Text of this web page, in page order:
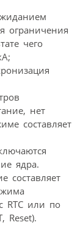
ограничения
чего
нет
составляет
ядра.
составляет
RTC или по
Reset).